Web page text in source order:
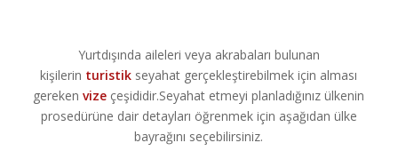
Yurtdışında aileleri veya akrabaları bulunan
kişilerin turistik seyahat gerçekleştirebilmek için alması
gerekenvize çeşididir.Seyahat etmeyi planladığınız ülkenin
prosedürüne dair detayları öğrenmek için aşağıdan ülke
bayrağını seçebilirsiniz.